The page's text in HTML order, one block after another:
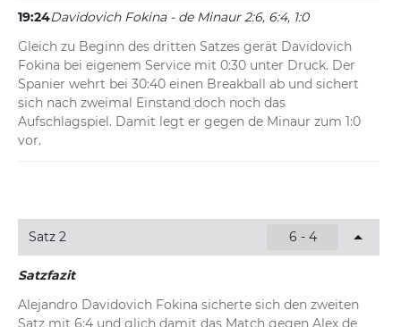
19:24Davidovich Fokina - de Minaur 2:6, 6:4, 1:0
Gleich zu Beginn des dritten Satzes gerät Davidovich
Fokina bei eigenem Service mit 0:30 unter Druck. Der
Spanier wehrt bei 30:40 einen Breakball ab und sichert
sich nach zweimal Einstand doch noch das
Aufschlagspiel. Damit legt er gegen de Minaur zum 1:0
vor.
Satz 2 6 - 4
Satzfazit
Alejandro Davidovich Fokina sicherte sich den zweiten
Satz mit 6:4 und glich damit das Match gegen Alex de